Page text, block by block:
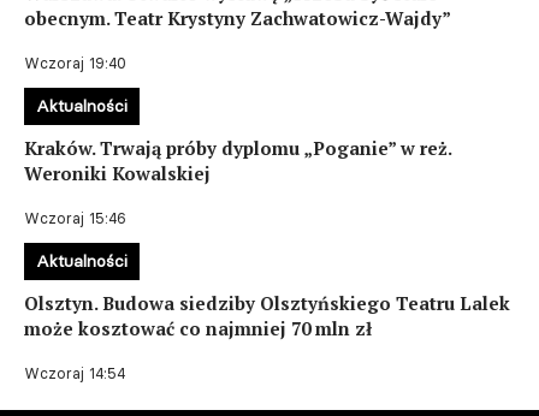
obecnym. Teatr Krystyny Zachwatowicz-Wajdy”
Wczoraj 19:40
Kraków. Trwają próby dyplomu „Poganie” w reż.
Weroniki Kowalskiej
Wczoraj 15:46
Aktualności
Olsztyn. Budowa siedziby Olsztyńskiego Teatru Lalek
może kosztować co najmniej 70 mln zł
Wczoraj 14:54
Aktualności